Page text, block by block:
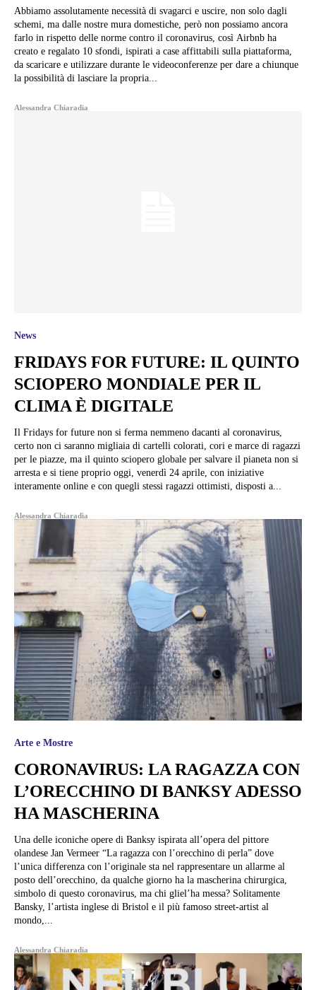
Abbiamo assolutamente necessità di svagarci e uscire, non solo dagli
schemi, ma dalle nostre mura domestiche, però non possiamo ancora
farlo in rispetto delle norme contro il coronavirus, così Airbnb ha
creato e regalato 10 sfondi, ispirati a case affittabili sulla piattaforma,
da scaricare e utilizzare durante le videoconferenze per dare a chiunque
la possibilità di lasciare la propria...
Alessandra Chiaradia
News
FRIDAYS FOR FUTURE: IL QUINTO
SCIOPERO MONDIALE PER IL
CLIMA È DIGITALE
Il Fridays for future non si ferma nemmeno dacanti al coronavirus,
certo non ci saranno migliaia di cartelli colorati, cori e marce di ragazzi
per le piazze, ma il quinto sciopero globale per salvare il pianeta non si
arresta e si tiene proprio oggi, venerdì 24 aprile, con iniziative
interamente online e con quegli stessi ragazzi ottimisti, disposti a...
Alessandra Chiaradia
Arte e Mostre
CORONAVIRUS: LA RAGAZZA CON
L’ORECCHINO DI BANKSY ADESSO
HA MASCHERINA
Una delle iconiche opere di Banksy ispirata all’opera del pittore
olandese Jan Vermeer “La ragazza con l’orecchino di perla” dove
l’unica differenza con l’originale sta nel rappresentare un allarme al
posto dell’orecchino, da qualche giorno ha la mascherina chirurgica,
simbolo di questo coronavirus, ma chi gliel’ha messa? Solitamente
Bansky, l’artista inglese di Bristol e il più famoso street-artist al
mondo,...
Alessandra Chiaradia